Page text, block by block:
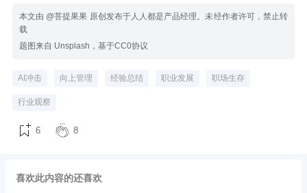
本文由 @菩提果果 原创发布于人人都是产品经理。未经作者许可，禁止转
载
题图来自 Unsplash，基于CC0协议
AI冲击 向上管理 经验总结 职业发展 职场生存
行业观察
6 8
喜欢此内容的还喜欢